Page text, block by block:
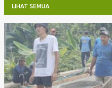
LIHAT SEMUA
P
o
s
t